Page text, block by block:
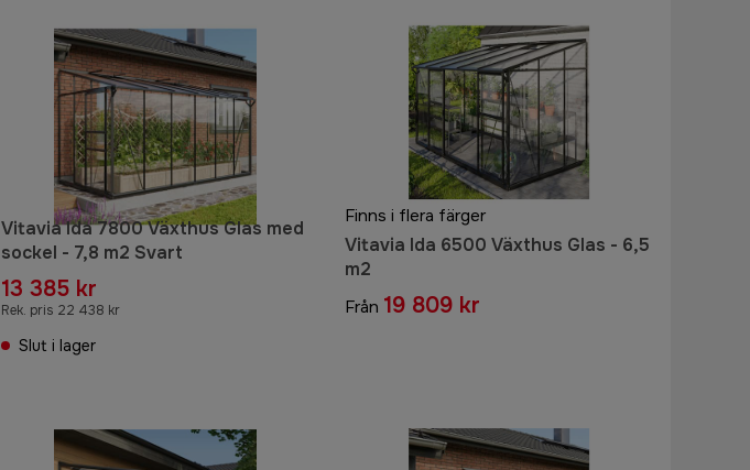
Vitavia Ida 7800 Växthus Glas med
sockel - 7,8 m2 Svart
13 385 kr
Rek. pris 22 438 kr
Slut i lager
Finns i flera färger
Vitavia Ida 6500 Växthus Glas - 6,5
m2
Från 19 809 kr